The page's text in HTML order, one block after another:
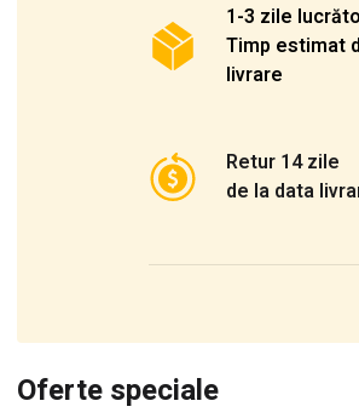
1-3 zile
Timp estimat
livrare
Retur 14 zile
de la data
Oferte speciale